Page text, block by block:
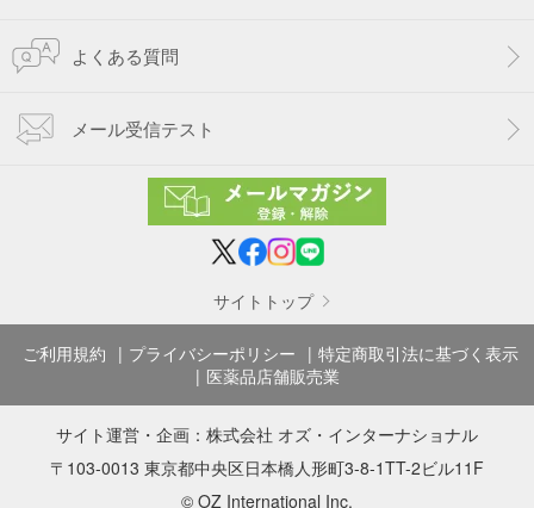
よくある質問
メール受信テスト
サイトトップ
ご利用規約 プライバシーポリシー
特定商取引法に基づく表示
医薬品店舗販売業
サイト運営・企画： 株式会社 オズ・インターナショナル
〒103-0013 東京都中央区日本橋人形町3-8-1TT-2ビル11F
© OZ International Inc.